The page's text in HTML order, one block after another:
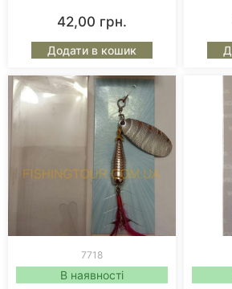
42,00 грн.
Додати в кошик
7718
В наявності